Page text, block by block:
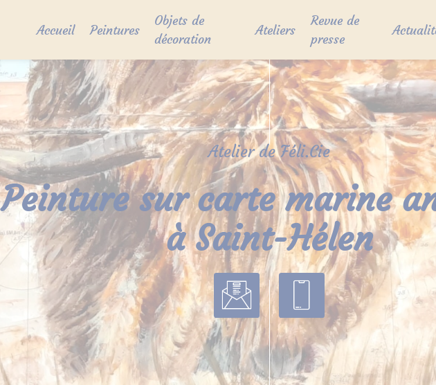
Accueil Peintures
Objets de
décoration
Ateliers
Revue de
presse
Atelier de Féli.Cie
Peinture sur carte marine
à Saint-Hélen